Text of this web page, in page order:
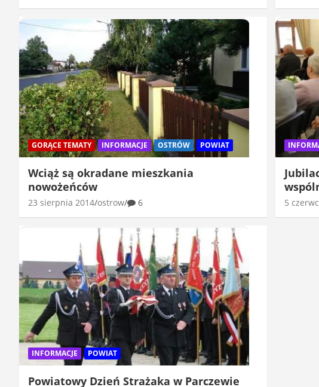
GORĄCE TEMATY INFORMACJE OSTRÓW POWIAT
Wciąż są okradane mieszkania
nowożeńców
23 sierpnia 2014 ostrow 6 5
INFORMACJE POWIAT
Powiatowy Dzień Strażaka w Parczewie